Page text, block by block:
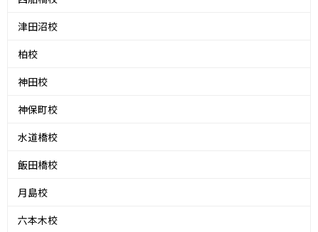
津田沼校
柏校
神田校
神保町校
水道橋校
飯田橋校
月島校
六本木校